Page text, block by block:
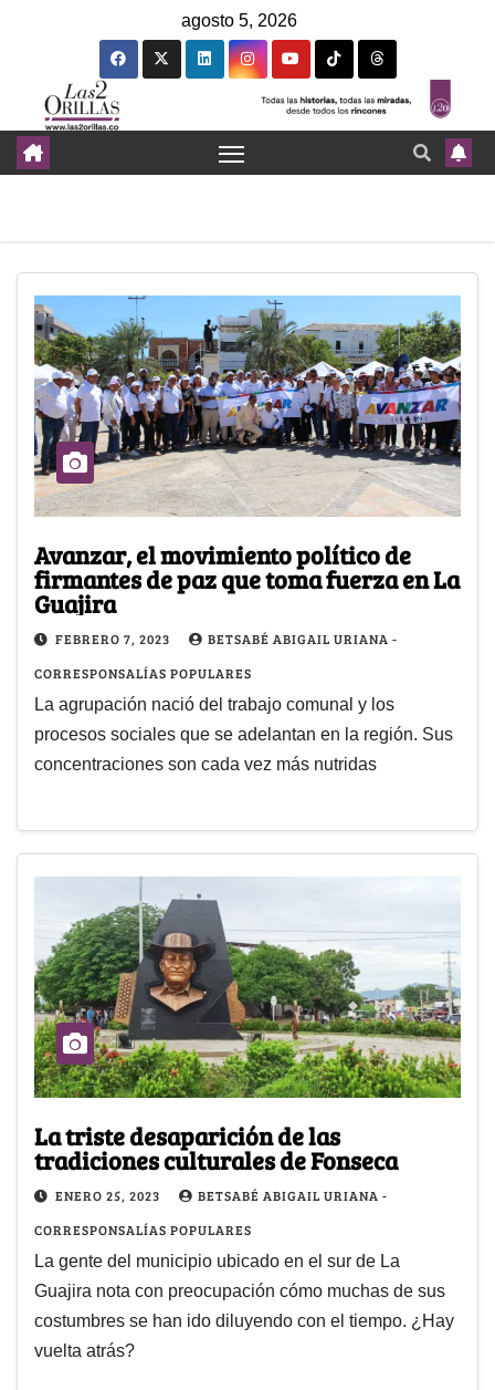
agosto 5, 2026
Avanzar, el movimiento político de
firmantes de paz que toma fuerza en La
Guajira
FEBRERO 7, 2023
BETSABÉ ABIGAIL URIANA -
CORRESPONSALÍAS POPULARES
La agrupación nació del trabajo comunal y los
procesos sociales que se adelantan en la región. Sus
concentraciones son cada vez más nutridas
La triste desaparición de las
tradiciones culturales de Fonseca
ENERO 25, 2023
BETSABÉ ABIGAIL URIANA -
CORRESPONSALÍAS POPULARES
La gente del municipio ubicado en el sur de La
Guajira nota con preocupación cómo muchas de sus
costumbres se han ido diluyendo con el tiempo. ¿Hay
vuelta atrás?